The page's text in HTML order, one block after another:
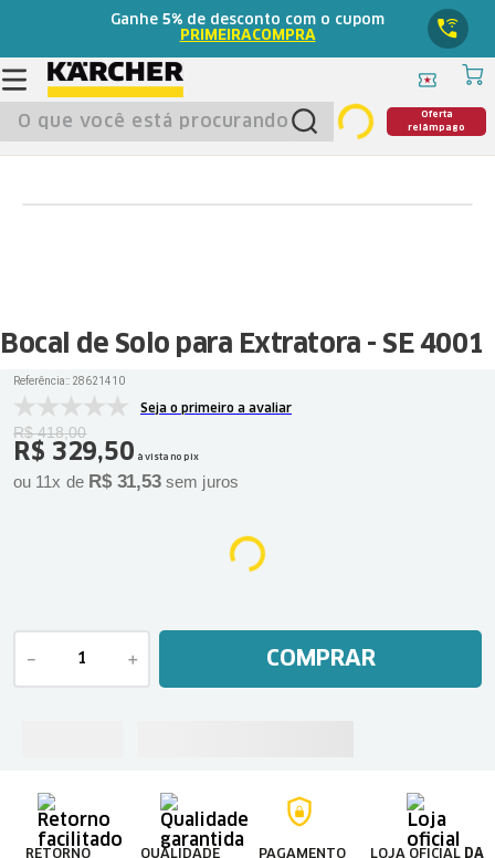
Ganhe 5% de desconto com o cupom
PRIMEIRACOMPRA
O que você está procurando?
Oferta
relâmpago
Bocal de Solo para Extratora - SE 4001
Referência:: 28621410
Seja o primeiro a avaliar
R$ 418,00
R$ 329,50 à vista no pix
ou 11x de R$ 31,53 sem juros
＋
－ COMPRAR
RETORNO
QUALIDADE
PAGAMENTO
LOJA OFICIAL DA